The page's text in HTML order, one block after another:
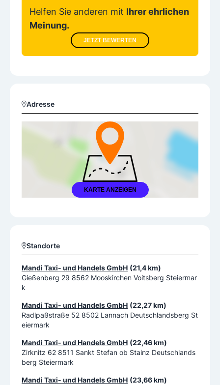
Helfen Sie anderen mit Ihrer ehrlichen
Meinung.
JETZT BEWERTEN
Adresse
KARTE ANZEIGEN
Standorte
Mandi Taxi- und Handels GmbH (21,4 km)
Gießenberg 29 8562 Mooskirchen Voitsberg Steiermar
k
Mandi Taxi- und Handels GmbH (22,27 km)
Radlpaßstraße 52 8502 Lannach Deutschlandsberg St
eiermark
Mandi Taxi- und Handels GmbH (22,46 km)
Zirknitz 62 8511 Sankt Stefan ob Stainz Deutschlands
berg Steiermark
Mandi Taxi- und Handels GmbH (23,66 km)